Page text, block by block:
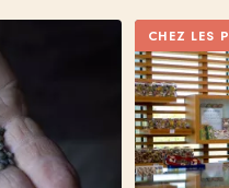
CHEZ LES